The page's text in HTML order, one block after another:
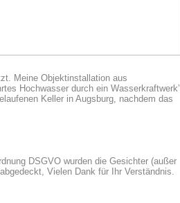
Meine Objektinstallation aus
Hochwasser durch ein Wasserkraftwerk’
Keller in Augsburg, nachdem das
DSGVO wurden die Gesichter (außer
Vielen Dank für Ihr Verständnis.